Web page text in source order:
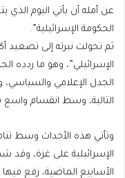
عن أمله أن يأتي اليوم
الحكومة الإسرائيلية”.
ثم تحولت نبرته إلى تصعيد
الإسرائيلي”، وهو ما
الجدل الإعلامي والسياسي،
التالية، وسط انقسام واسع
وتأتي هذه الأحداث وسط
الإسرائيلية على غزة،
الأسابيع الماضية، رفع